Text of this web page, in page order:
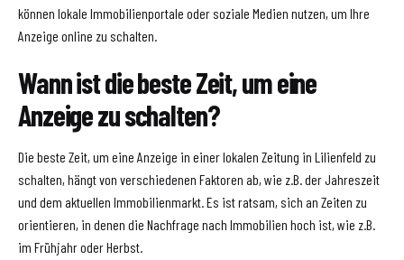
können lokale Immobilienportale oder soziale Medien nutzen, um Ihre
Anzeige online zu schalten.
Wann ist die beste Zeit, um eine
Anzeige zu schalten?
Die beste Zeit, um eine Anzeige in einer lokalen Zeitung in Lilienfeld zu
schalten, hängt von verschiedenen Faktoren ab, wie z.B. der Jahreszeit
und dem aktuellen Immobilienmarkt. Es ist ratsam, sich an Zeiten zu
orientieren, in denen die Nachfrage nach Immobilien hoch ist, wie z.B.
im Frühjahr oder Herbst.